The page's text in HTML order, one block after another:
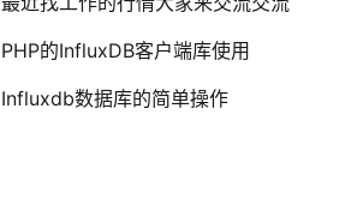
PHP的InfluxDB客户端库使用
Influxdb数据库的简单操作